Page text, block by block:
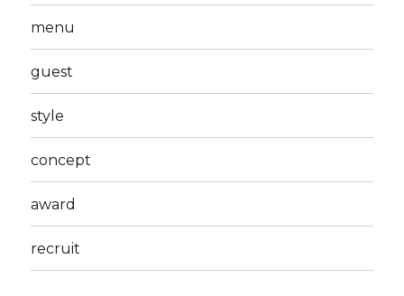
menu
guest
style
concept
award
recruit